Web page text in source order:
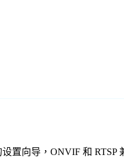
置向导，ONVIF 和